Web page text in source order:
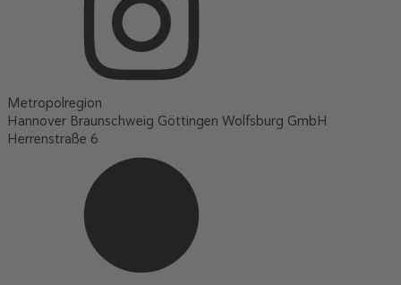
Metropolregion
Hannover Braunschweig Göttingen Wolfsburg GmbH
Herrenstraße 6